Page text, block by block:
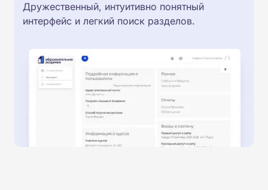
Дружественный, интуитивно понятный
интерфейс и легкий поиск разделов.